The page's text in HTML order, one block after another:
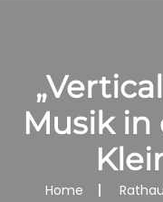
Musik in
Home